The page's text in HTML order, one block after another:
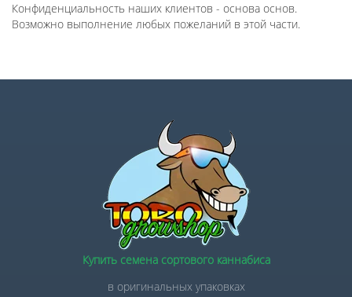
Конфиденциальность наших клиентов - основа основ.
Возможно выполнение любых пожеланий в этой части.
Купить семена сортового каннабиса
в оригинальных упаковках